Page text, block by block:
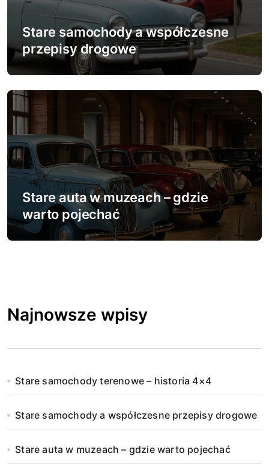
Stare samochody a współczesne
przepisy drogowe
Stare auta w muzeach – gdzie
warto pojechać
Najnowsze wpisy
Stare samochody terenowe – historia 4×4
Stare samochody a współczesne przepisy drogowe
Stare auta w muzeach – gdzie warto pojechać